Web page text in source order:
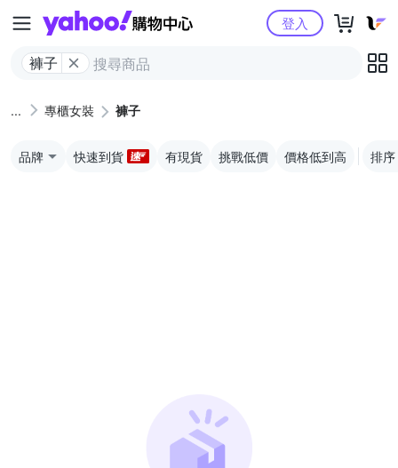
Yahoo購物中心
褲子
登入
專櫃女裝 褲子
品牌 快速到貨 有現貨 挑戰低價 價格低到高 排序